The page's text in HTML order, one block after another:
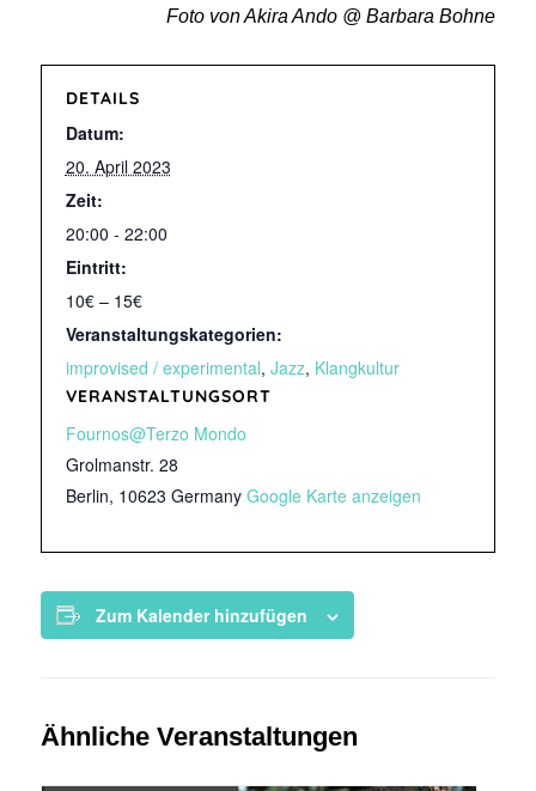
Foto von Akira Ando @ Barbara Bohne
DETAILS
Datum:
20. April 2023
Zeit:
20:00 - 22:00
Eintritt:
10€ – 15€
Veranstaltungskategorien:
improvised / experimental, Jazz, Klangkultur
VERANSTALTUNGSORT
Fournos@Terzo Mondo
Grolmanstr. 28
Berlin, 10623 Germany Google Karte anzeigen
Zum Kalender hinzufügen
Ähnliche Veranstaltungen